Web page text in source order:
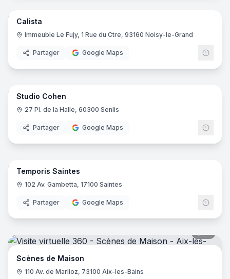
Calista
Immeuble Le Fujy, 1 Rue du Ctre, 93160 Noisy-le-Grand
Partager Google Maps
13
Studio Cohen
27 Pl. de la Halle, 60300 Senlis
Partager Google Maps
7
Temporis Saintes
102 Av. Gambetta, 17100 Saintes
Partager Google Maps
Scènes de Maison
110 Av. de Marlioz, 73100 Aix-les-Bains